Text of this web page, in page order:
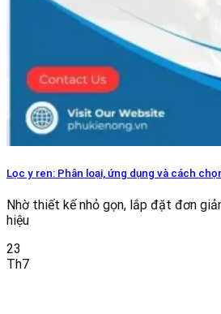
Lọc y ren: Phân loại, ứng dụng và cách
Nhờ thiết kế nhỏ gọn, lắp đặt đơn
hiệu
23
Th7